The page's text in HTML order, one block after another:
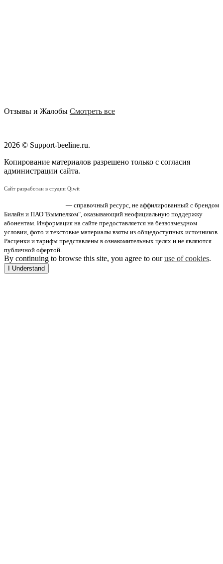
Отзывы и Жалобы Смотреть все
2026 © Support-beeline.ru.
Копирование материалов разрешено только с согласия
администрации сайта.
Сайт разработан в студии Qiwit
— справочный ресурс, не аффилированный с брендом
Билайн и ПАО"Вымпелком", оказывающий неофициальную поддержку
абонентам. Информация на сайте предоставляется на безвозмездном
условии, фото и текстовые материалы взяты из общедоступных источников.
Расценки и тарифы представлены в ознакомительных целях и не являются
публичной офертой.
By continuing to browse this site, you agree to ouruse of cookies.
I Understand